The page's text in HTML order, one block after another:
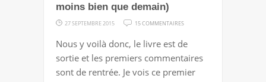
moins bien que demain)
27 SEPTEMBRE 2015 15 COMMENTAIRES
VA
DÉJÀ
MIEUX
Nous y voilà donc, le livre est de
sortie et les premiers commentaires
sont de rentrée. Je vois ce premier